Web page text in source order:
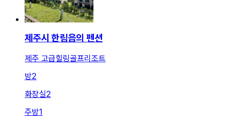
제주시 한림읍의 펜션
제주 고급힐링골프리조트
방2
화장실2
주방1